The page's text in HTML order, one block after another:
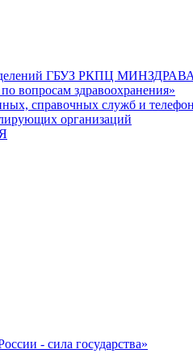
ГБУЗ РКПЦ
вопросам здравоохранения»
справочных служб и
организаций
- сила государства»